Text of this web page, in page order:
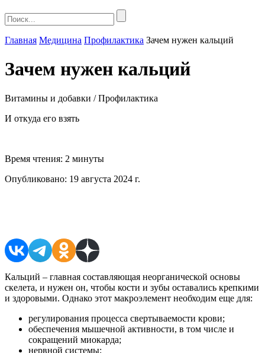
Главная Медицина Профилактика Зачем нужен кальций
Зачем нужен кальций
Витамины и добавки / Профилактика
И откуда его взять
Время чтения: 2 минуты
Опубликовано: 19 августа 2024 г.
Кальций – главная составляющая неорганической основы
скелета, и нужен он, чтобы кости и зубы оставались крепкими
и здоровыми. Однако этот макроэлемент необходим еще для:
регулирования процесса свертываемости крови;
обеспечения мышечной активности, в том числе и
сокращений миокарда;
нервной системы;